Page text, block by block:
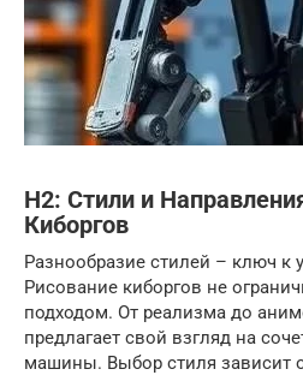
H2: Стили и
Киборгов
Разнообразие стилей – ключ к
Рисование киборгов не
подходом. От реализма до
предлагает свой взгляд на
машины. Выбор стиля зависит